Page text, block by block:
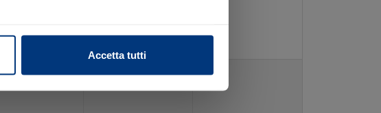
specifiche (impronte
Accetta tutti